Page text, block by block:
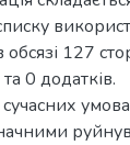
127
0 додатків.